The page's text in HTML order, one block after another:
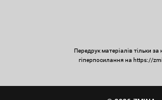
Передрук матеріалів тільки за
гіперпосилання на https://